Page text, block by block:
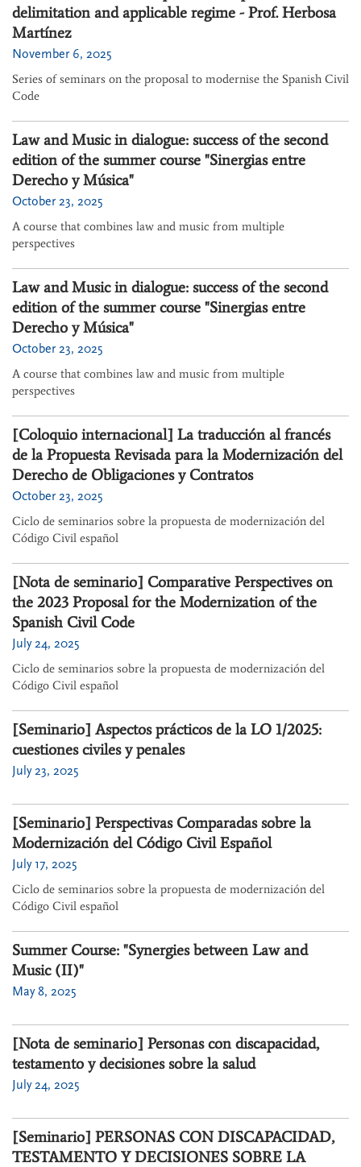
delimitation and applicable regime - Prof. Herbosa
Martínez
November 6, 2025
Series of seminars on the proposal to modernise the Spanish Civil
Code
Law and Music in dialogue: success of the second
edition of the summer course "Sinergias entre
Derecho y Música"
October 23, 2025
A course that combines law and music from multiple
perspectives
Law and Music in dialogue: success of the second
edition of the summer course "Sinergias entre
Derecho y Música"
October 23, 2025
A course that combines law and music from multiple
perspectives
[Coloquio internacional] La traducción al francés
de la Propuesta Revisada para la Modernización del
Derecho de Obligaciones y Contratos
October 23, 2025
Ciclo de seminarios sobre la propuesta de modernización del
Código Civil español
[Nota de seminario] Comparative Perspectives on
the 2023 Proposal for the Modernization of the
Spanish Civil Code
July 24, 2025
Ciclo de seminarios sobre la propuesta de modernización del
Código Civil español
[Seminario] Aspectos prácticos de la LO 1/2025:
cuestiones civiles y penales
July 23, 2025
[Seminario] Perspectivas Comparadas sobre la
Modernización del Código Civil Español
July 17, 2025
Ciclo de seminarios sobre la propuesta de modernización del
Código Civil español
Summer Course: "Synergies between Law and
Music (II)"
May 8, 2025
[Nota de seminario] Personas con discapacidad,
testamento y decisiones sobre la salud
July 24, 2025
[Seminario] PERSONAS CON DISCAPACIDAD,
TESTAMENTO Y DECISIONES SOBRE LA